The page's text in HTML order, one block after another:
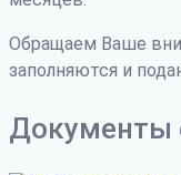
Обращаем Ваше
заполняются и
Документы